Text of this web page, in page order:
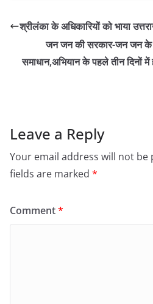
श्रीलंका के अधिकारियों को भाया
जन जन की सरकार-जन जन के
समाधान,अभियान के पहले तीन दिनों में
Leave a Reply
Your email address will not be
fields are marked *
Comment*